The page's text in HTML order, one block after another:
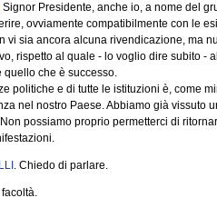
Signor Presidente, anche io, a nome del
ovviamente compatibilmente con le
vi sia ancora alcuna rivendicazione, ma
rispetto al quale - lo voglio dire subito
che è successo.
politiche e di tutte le istituzioni è, come
nel nostro Paese. Abbiamo già vissuto
possiamo proprio permetterci di
. Chiedo di parlare.